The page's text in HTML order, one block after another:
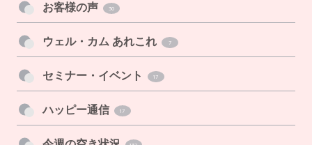
お客様の声 30
ウェル・カム あれこれ 7
セミナー・イベント 17
ハッピー通信 17